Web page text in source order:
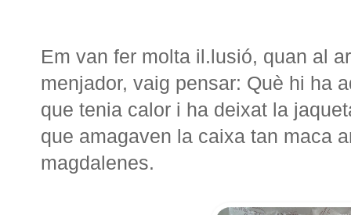
Em van fer molta il.lusió, quan al
menjador, vaig pensar: Què hi ha
que tenia calor i ha deixat la
que amagaven la caixa tan maca
magdalenes.